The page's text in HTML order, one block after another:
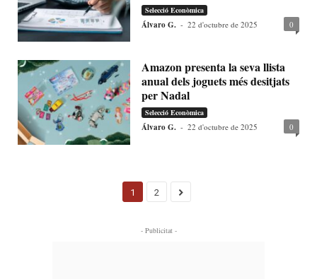
Selecció Econòmica
Álvaro G. - 22 d'octubre de 2025 0
Amazon presenta la seva llista
anual dels joguets més desitjats
per Nadal
Selecció Econòmica
Álvaro G. - 22 d'octubre de 2025 0
1 2
- Publicitat -